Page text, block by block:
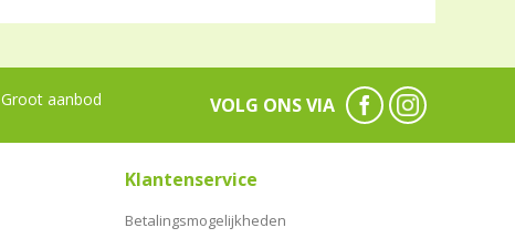
Groot aanbod VOLG ONS VIA
Klantenservice
Betalingsmogelijkheden